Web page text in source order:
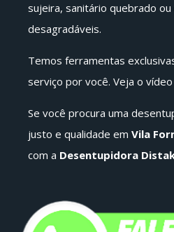
sujeira, sanitário quebrado
desagradáveis.
Temos ferramentas
serviço por você. Veja o
Se você procura uma
justo e qualidade em Vila
com a Desentupidora